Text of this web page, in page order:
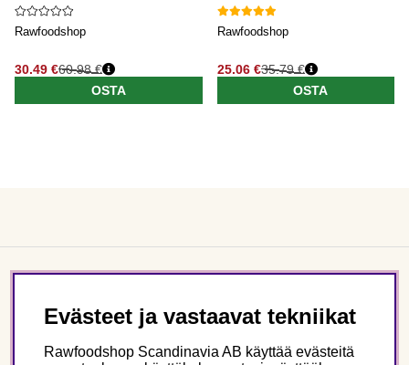
Rawfoodshop
30.49 €60.98 €
OSTA
Rawfoodshop
25.06 €35.79 €
OSTA
Evästeet ja vastaavat tekniikat
Rawfoodshop Scandinavia AB käyttää evästeitä